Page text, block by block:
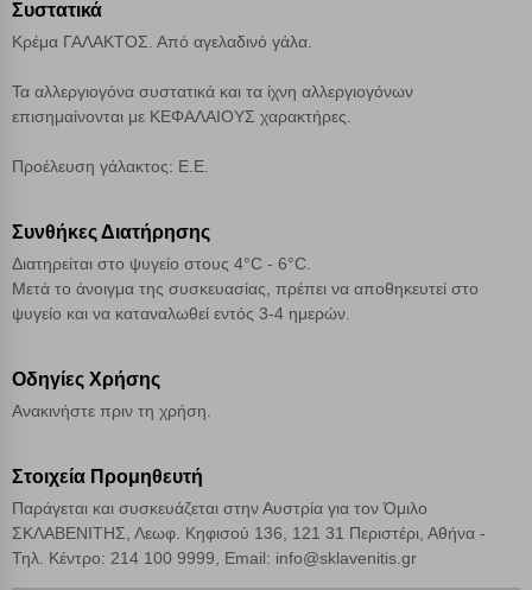
Συστατικά
Κρέμα ΓΑΛΑΚΤΟΣ. Από αγελαδινό γάλα.
Τα αλλεργιογόνα συστατικά και τα ίχνη αλλεργιογόνων
επισημαίνονται με ΚΕΦΑΛΑΙΟΥΣ χαρακτήρες.
Προέλευση γάλακτος: Ε.Ε.
Συνθήκες Διατήρησης
Διατηρείται στο ψυγείο στους 4°C - 6°C.
Μετά το άνοιγμα της συσκευασίας, πρέπει να αποθηκευτεί στο
ψυγείο και να καταναλωθεί εντός 3-4 ημερών.
Οδηγίες Χρήσης
Ανακινήστε πριν τη χρήση.
Στοιχεία Προμηθευτή
Παράγεται και συσκευάζεται στην Αυστρία για τον Όμιλο
ΣΚΛΑΒΕΝΙΤΗΣ, Λεωφ. Κηφισού 136, 121 31 Περιστέρι, Αθήνα -
Τηλ. Κέντρο: 214 100 9999, Email: info@sklavenitis.gr
Αποδοχή όλων